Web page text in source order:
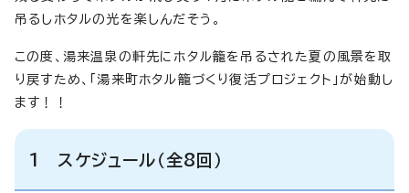
吊るしホタルの光を楽しんだそう。
この度、湯来温泉の軒先にホタル籠を吊るされた夏の風景を取
り戻すため、「湯来町ホタル籠づくり復活プロジェクト」が始動し
ます！！
1 スケジュール（全8回）